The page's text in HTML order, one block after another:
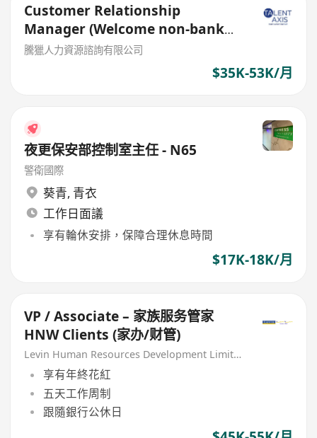
Customer Relationship
Manager (Welcome non-bank
sales person)
騰獵人力資源諮詢有限公司
$35K-53K/月
夜更保安部控制室主任 - N65
警衛國際
葵青, 青衣
工作日面議
享有輪休安排，保障合理休息時間
$17K-18K/月
VP / Associate – 家族服务管家
HNW Clients (家办/财管)
Levin Human Resources Development Limited
享有年終花紅
五天工作周制
跟隨銀行公休日